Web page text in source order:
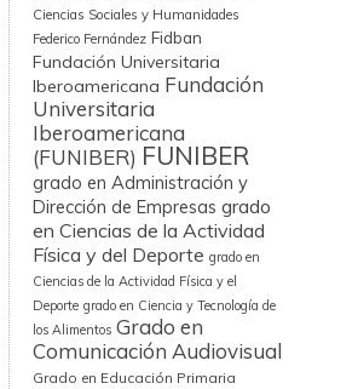
Ciencias Sociales y Humanidades
Federico Fernández Fidban
Fundación Universitaria
Iberoamericana Fundación
Universitaria
Iberoamericana
(FUNIBER) FUNIBER
grado en Administración y
Dirección de Empresas grado
en Ciencias de la Actividad
Física y del Deporte grado en
Ciencias de la Actividad Física y el
Deporte grado en Ciencia y Tecnología de
los Alimentos Grado en
Comunicación Audiovisual
Grado en Educación Primaria